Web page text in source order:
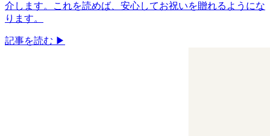
介します。これを読めば、安心してお祝いを贈れるようにな
ります。
記事を読む ▶